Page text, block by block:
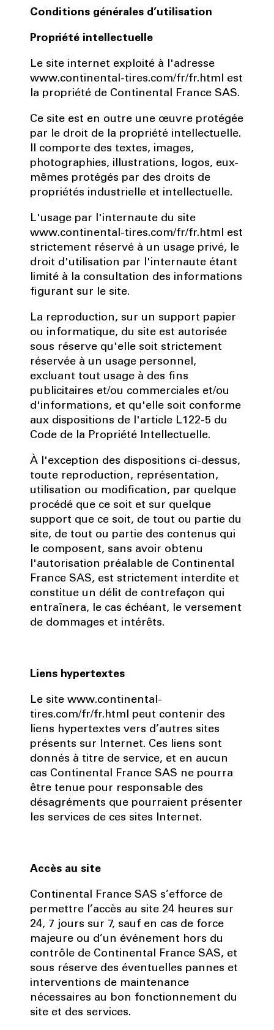
Conditions générales d’utilisation
Propriété intellectuelle
Le site internet exploité à l'adresse
www.continental-tires.com/fr/fr.html est
la propriété de Continental France SAS.
Ce site est en outre une œuvre protégée
par le droit de la propriété intellectuelle.
Il comporte des textes, images,
photographies, illustrations, logos, eux-
mêmes protégés par des droits de
propriétés industrielle et intellectuelle.
L'usage par l'internaute du site
www.continental-tires.com/fr/fr.html est
strictement réservé à un usage privé, le
droit d'utilisation par l'internaute étant
limité à la consultation des informations
figurant sur le site.
La reproduction, sur un support papier
ou informatique, du site est autorisée
sous réserve qu'elle soit strictement
réservée à un usage personnel,
excluant tout usage à des fins
publicitaires et/ou commerciales et/ou
d'informations, et qu'elle soit conforme
aux dispositions de l'article L122-5 du
Code de la Propriété Intellectuelle.
À l'exception des dispositions ci-dessus,
toute reproduction, représentation,
utilisation ou modification, par quelque
procédé que ce soit et sur quelque
support que ce soit, de tout ou partie du
site, de tout ou partie des contenus qui
le composent, sans avoir obtenu
l'autorisation préalable de Continental
France SAS, est strictement interdite et
constitue un délit de contrefaçon qui
entraînera, le cas échéant, le versement
de dommages et intérêts.
Liens hypertextes
Le site www.continental-
tires.com/fr/fr.html peut contenir des
liens hypertextes vers d’autres sites
présents sur Internet. Ces liens sont
donnés à titre de service, et en aucun
cas Continental France SAS ne pourra
être tenue pour responsable des
désagréments que pourraient présenter
les services de ces sites Internet.
Accès au site
Continental France SAS s’efforce de
permettre l’accès au site 24 heures sur
24, 7 jours sur 7, sauf en cas de force
majeure ou d’un événement hors du
contrôle de Continental France SAS, et
sous réserve des éventuelles pannes et
interventions de maintenance
nécessaires au bon fonctionnement du
site et des services.